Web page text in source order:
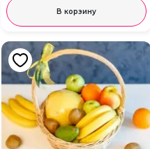
В корзину